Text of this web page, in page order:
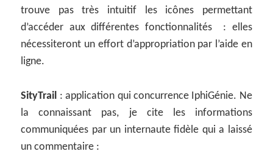
trouve pas très intuitif les icônes permettant
d’accéder aux différentes fonctionnalités : elles
nécessiteront un effort d’appropriation par l’aide en
ligne.
SityTrail : application qui concurrence IphiGénie. Ne
la connaissant pas, je cite les informations
communiquées par un internaute fidèle qui a laissé
un commentaire :